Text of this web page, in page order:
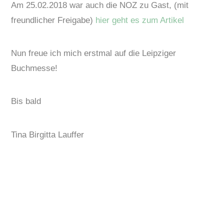
Am 25.02.2018 war auch die NOZ zu Gast, (mit
freundlicher Freigabe) hier geht es zum Artikel
Nun freue ich mich erstmal auf die Leipziger
Buchmesse!
Bis bald
Tina Birgitta Lauffer